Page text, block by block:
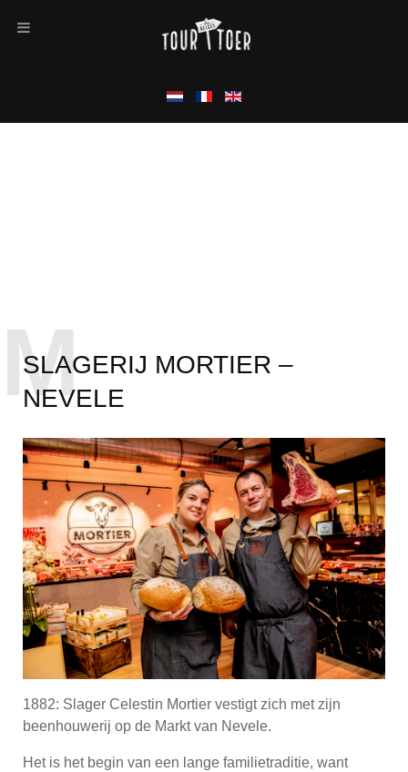
M
SLAGERIJ MORTIER –
NEVELE
1882: Slager Celestin Mortier vestigt zich met zijn
beenhouwerij op de Markt van Nevele.
Het is het begin van een lange familietraditie, want